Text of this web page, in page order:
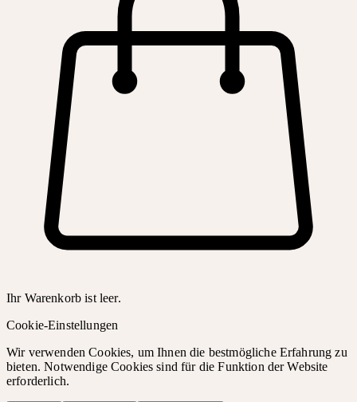
Ihr Warenkorb ist leer.
Cookie-Einstellungen
Wir verwenden Cookies, um Ihnen die bestmögliche Erfahrung zu
bieten. Notwendige Cookies sind für die Funktion der Website
erforderlich.